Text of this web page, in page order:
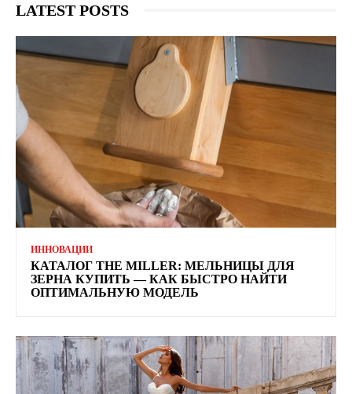
LATEST POSTS
ИННОВАЦИИ
КАТАЛОГ THE MILLER: МЕЛЬНИЦЫ ДЛЯ
ЗЕРНА КУПИТЬ — КАК БЫСТРО НАЙТИ
ОПТИМАЛЬНУЮ МОДЕЛЬ